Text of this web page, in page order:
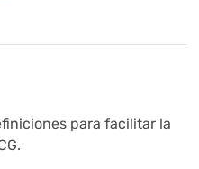
para facilitar la